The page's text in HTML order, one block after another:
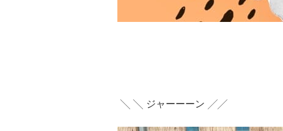
╲ ╲ ジャーーーン ╱╱